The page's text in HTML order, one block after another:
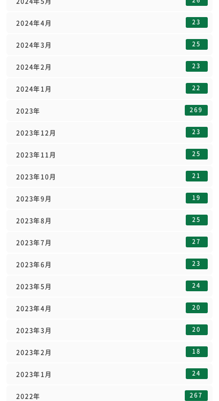
2024年4月 23
2024年3月 25
2024年2月 23
2024年1月 22
2023年 269
2023年12月 23
2023年11月 25
2023年10月 21
2023年9月 19
2023年8月 25
2023年7月 27
2023年6月 23
2023年5月 24
2023年4月 20
2023年3月 20
2023年2月 18
2023年1月 24
2022年 267